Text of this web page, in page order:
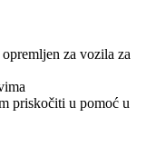
za vozila za
priskočiti u pomoć u